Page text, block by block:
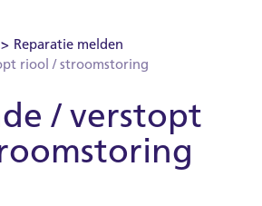
Reparatie melden
riool / stroomstoring
/ verstopt